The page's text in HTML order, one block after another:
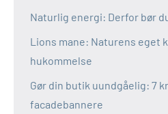
Naturlig energi: Derfor bør
Lions mane: Naturens eget
hukommelse
Gør din butik uundgåelig: 7
facadebannere